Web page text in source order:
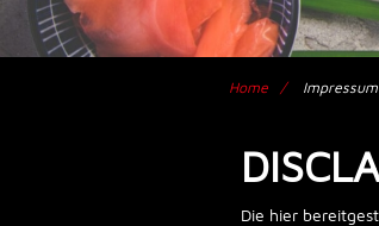
Home Impressum
Die hier